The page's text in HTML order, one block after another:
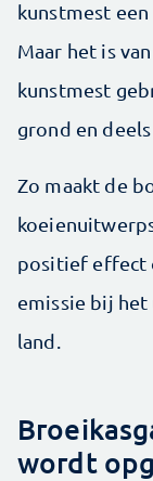
kunstmest een
Maar het is
kunstmest
grond en
Zo maakt de
positief effect
emissie bij
land.
wordt